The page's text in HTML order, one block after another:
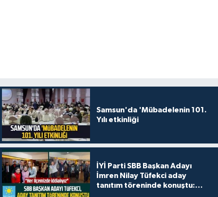
Samsun'da 'Mübadelenin 101.
Yılı etkinliği
İYİ Parti SBB Başkan Adayı
İmren Nilay Tüfekci aday
tanıtım töreninde konuştu: